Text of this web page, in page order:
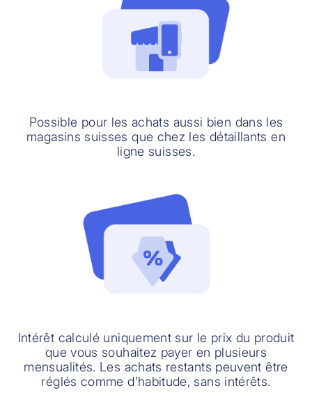
Possible pour les achats aussi bien dans les
magasins suisses que chez les détaillants en
ligne suisses.
Intérêt calculé uniquement sur le prix du produit
que vous souhaitez payer en plusieurs
mensualités. Les achats restants peuvent être
réglés comme d'habitude, sans intérêts.